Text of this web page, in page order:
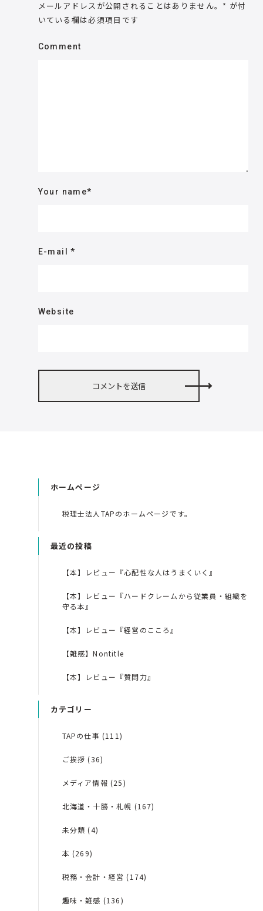
メールアドレスが公開されることはありません。 * が付
いている欄は必須項目です
Comment
Your name*
E-mail*
Website
ホームページ
税理士法人TAPのホームページです。
最近の投稿
【本】レビュー『心配性な人はうまくいく』
【本】レビュー『ハードクレームから従業員・組織を
守る本』
【本】レビュー『経営のこころ』
【雑感】Nontitle
【本】レビュー『質問力』
カテゴリー
TAPの仕事 (111)
ご挨拶 (36)
メディア情報 (25)
北海道・十勝・札幌 (167)
未分類 (4)
本 (269)
税務・会計・経営 (174)
趣味・雑感 (136)